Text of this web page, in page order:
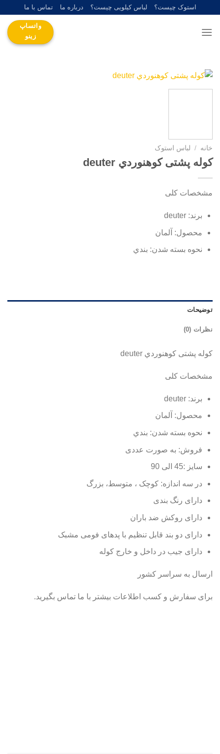
content
استوک چیست؟ لباس کیلویی چیست؟ درباره ما تماس با ما
واتساپ
زینو
خانه / لباس استوک
کوله پشتی کوهنوردي deuter
مشخصات کلی
برند: deuter
محصول: آلمان
نحوه بسته شدن: بندي
توضیحات
نظرات (0)
کوله پشتی کوهنوردي deuter
مشخصات کلی
برند: deuter
محصول: آلمان
نحوه بسته شدن: بندي
فروش: به صورت عددی
سایز :45 الی 90
در سه اندازه: کوچک ، متوسط، بزرگ
دارای رنگ بندی
دارای روکش ضد باران
دارای دو بند قابل تنظیم با پد‌های فومی مشبک
دارای جیب در داخل و خارج کوله
ارسال به سراسر کشور
برای سفارش و کسب اطلاعات بیشتر با ما تماس بگیرید.